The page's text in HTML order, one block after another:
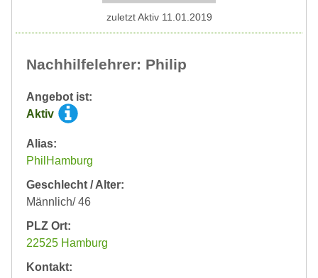
Nachhilfelehrer: Philip
Angebot ist:
Aktiv
Alias:
PhilHamburg
Geschlecht / Alter:
Männlich/ 46
PLZ Ort:
22525 Hamburg
Kontakt:
zuletzt Aktiv 11.01.2019